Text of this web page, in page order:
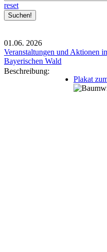
reset
01.06. 2026
Veranstaltungen und Aktionen
Bayerischen Wald
Beschreibung:
Plakat